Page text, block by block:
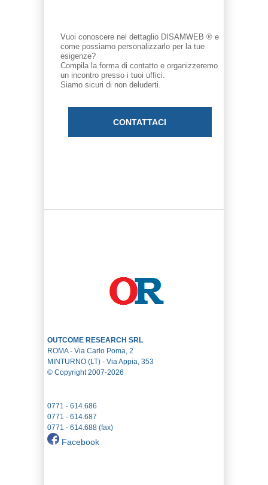
Vuoi conoscere nel dettaglio DISAMWEB ® e
come possiamo personalizzarlo per la tue
esigenze?
Compila la forma di contatto e organizzeremo
un incontro presso i tuoi uffici.
Siamo sicuri di non deluderti.
OUTCOME RESEARCH SRL
ROMA - Via Carlo Poma, 2
MINTURNO (LT) - Via Appia, 353
© Copyright 2007-2026
0771 - 614.686
0771 - 614.687
0771 - 614.688 (fax)
Facebook